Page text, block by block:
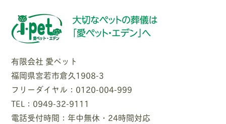
有限会社 愛ペット
福岡県宮若市倉久1908-3
フリーダイヤル：0120-004-999
TEL：0949-32-9111
電話受付時間：年中無休・24時間対応